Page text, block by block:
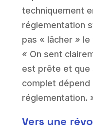
techniquement
réglementation
pas « lâcher »
« On sent
est prête et que
complet
réglementation.
Vers une